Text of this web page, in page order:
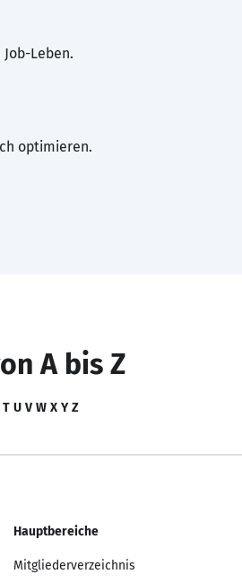
Leben.
optimieren.
A bis Z
T U V W X Y Z
Hauptbereiche
Mitgliederverzeichnis